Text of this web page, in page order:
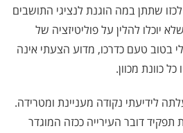
שתתן במה הוגנת לנציגי התושבים
יוכלו להלין על פוליטיזציה של
בטוב טעם כדרכו, מדוע הצעתי אינה
כוונת מכוון.
לידיעתי נקודה מעניינת ומטרידה.
דובר העירייה ככזה המוגדר